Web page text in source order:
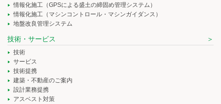
情報化施工（GPSによる盛土の締固め管理システム）
情報化施工（マシンコントロール・マシンガイダンス）
地盤改良管理システム
技術・サービス
技術
サービス
技術提携
建築・不動産のご案内
設計業務提携
アスベスト対策